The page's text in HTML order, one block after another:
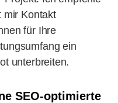
mir Kontakt
für Ihre
ein
unterbreiten.
SEO-optimierte